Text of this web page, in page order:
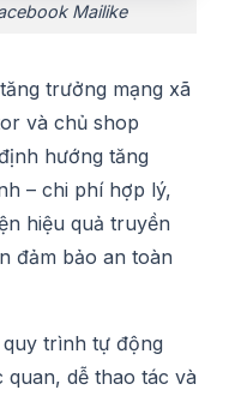
Mailike
trưởng mạng xã
và chủ shop
hướng tăng
– chi phí hợp lý,
hiệu quả truyền
đảm bảo an toàn
trình tự động
quan, dễ thao tác và